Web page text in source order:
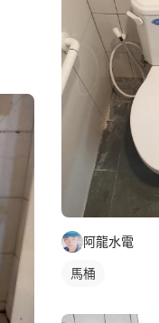
阿龍水電
馬桶